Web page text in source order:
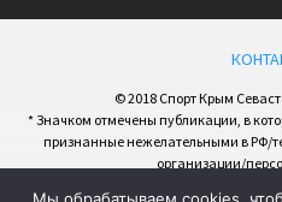
© 2018 Спорт Крым
* Значком отмечены публикации, в
признанные нежелательными в РФ/
организации/